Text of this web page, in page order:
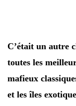
C’était un autre
toutes les
mafieux
et les îles